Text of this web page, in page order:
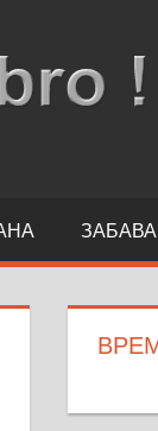
ЗАБАВА